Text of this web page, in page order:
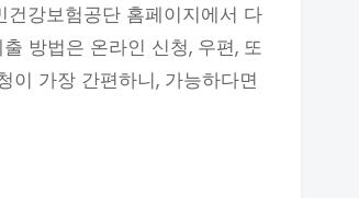
강보험공단 홈페이지에서 다
방법은 온라인 신청, 우편, 또
이 가장 간편하니, 가능하다면